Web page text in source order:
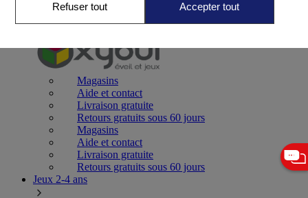
Jeux 0-2 ans
Magasins
Aide et contact
Livraison gratuite
Retours gratuits sous 60 jours
Magasins
Aide et contact
Livraison gratuite
Retours gratuits sous 60 jours
Jeux 2-4 ans
Refuser tout Accepter tout